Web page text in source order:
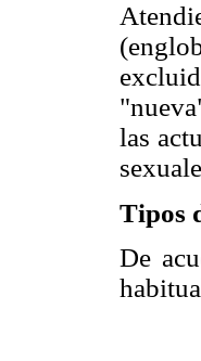
las
Tipos
De
